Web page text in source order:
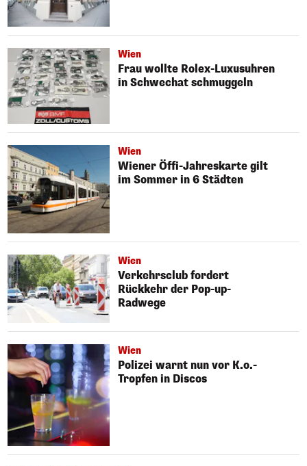
Wien
Frau wollte Rolex-Luxusuhren
in Schwechat schmuggeln
Wien
Wiener Öffi-Jahreskarte gilt
im Sommer in 6 Städten
Wien
Verkehrsclub fordert
Rückkehr der Pop-up-
Radwege
Wien
Polizei warnt nun vor K.o.-
Tropfen in Discos